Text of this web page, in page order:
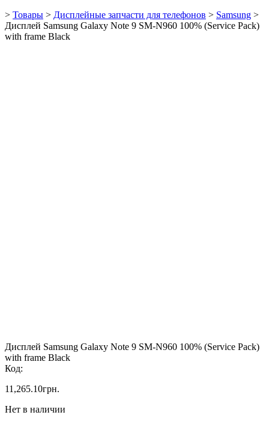
> Товары > Дисплейные запчасти для телефонов > Samsung >
Дисплей Samsung Galaxy Note 9 SM-N960 100% (Service Pack)
with frame Black
Дисплей Samsung Galaxy Note 9 SM-N960 100% (Service Pack)
with frame Black
Код:
11,265.10грн.
Нет в наличии